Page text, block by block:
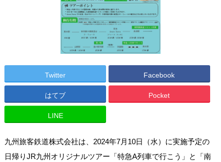
Twitter Facebook
はてブ Pocket
LINE
九州旅客鉄道株式会社は、2024年7月10日（水）に実施予定の
日帰りJR九州オリジナルツアー「特急A列車で行こう」と「南